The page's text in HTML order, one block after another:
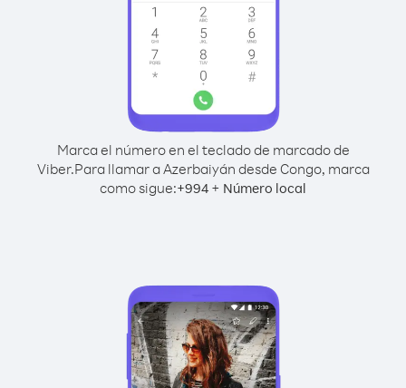
Marca el número en el teclado de marcado de
Viber.Para llamar a Azerbaiyán desde Congo, marca
como sigue:+994 + Número local